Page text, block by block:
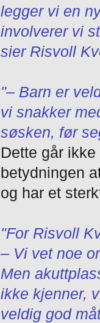
legger vi en
involverer vi
sier Risvoll
"– Barn er
vi snakker
søsken, før
Dette går
betydningen
og har et
"For Risvoll
– Vi vet noe
Men
ikke kjenner,
veldig god